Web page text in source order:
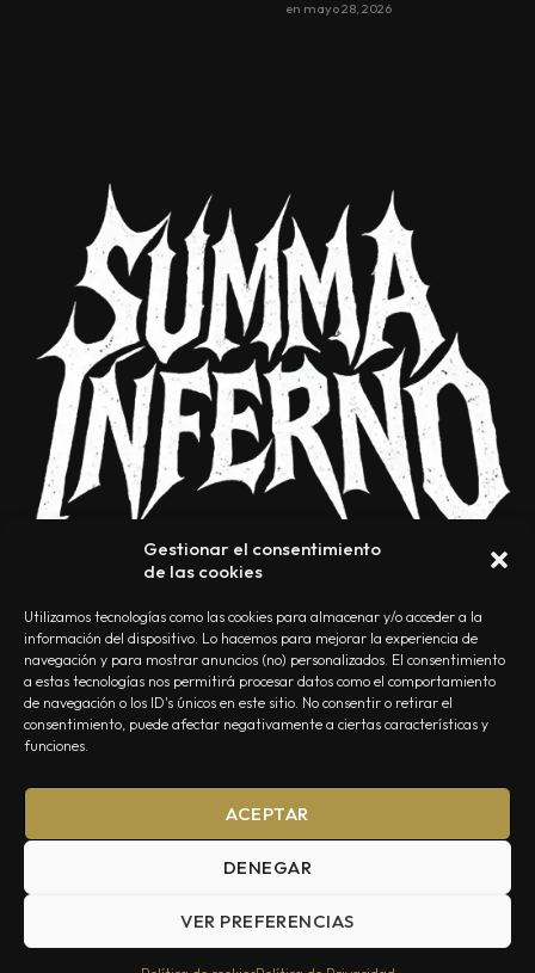
Gestionar el consentimiento
de las cookies
Utilizamos tecnologías como las cookies para almacenar y/o acceder a la
información del dispositivo. Lo hacemos para mejorar la experiencia de
navegación y para mostrar anuncios (no) personalizados. El consentimiento
a estas tecnologías nos permitirá procesar datos como el comportamiento
de navegación o los ID's únicos en este sitio. No consentir o retirar el
consentimiento, puede afectar negativamente a ciertas características y
funciones.
ACEPTAR
DENEGAR
VER PREFERENCIAS
en mayo 28, 2026
NOSOTROS CONTACTO EDITORIAL POLÍTICA DE PRIVACIDAD
Summa Inferno — Todos los Derechos Reservados © 2026